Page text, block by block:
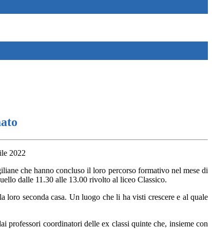
2022
che hanno concluso il loro percorso formativo nel mese di
dalle 11.30 alle 13.00 rivolto al liceo Classico.
loro seconda casa. Un luogo che li ha visti crescere e al quale
professori coordinatori delle ex classi quinte che, insieme con